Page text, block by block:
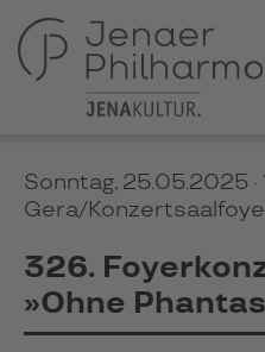
Sonntag, 25.05.2025 ·
Gera/
326.
»Ohne